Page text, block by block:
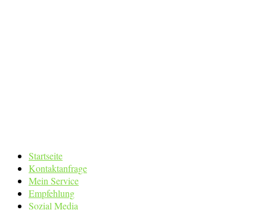
Startseite
Kontaktanfrage
Mein Service
Empfehlung
Sozial Media